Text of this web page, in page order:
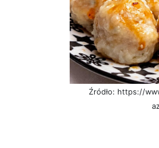
Źródło: https://